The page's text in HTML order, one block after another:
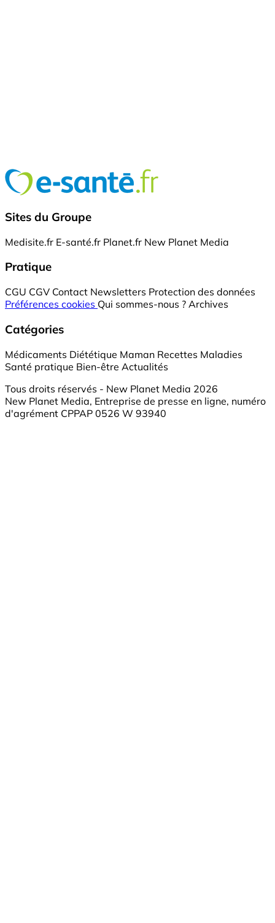
Sites du Groupe
Medisite.fr E-santé.fr Planet.fr New Planet Media
Pratique
CGU CGV Contact Newsletters Protection des données
Préférences cookies Qui sommes-nous ? Archives
Catégories
Médicaments Diététique Maman Recettes Maladies
Santé pratique Bien-être Actualités
Tous droits réservés - New Planet Media 2026
New Planet Media, Entreprise de presse en ligne, numéro
d'agrément CPPAP 0526 W 93940